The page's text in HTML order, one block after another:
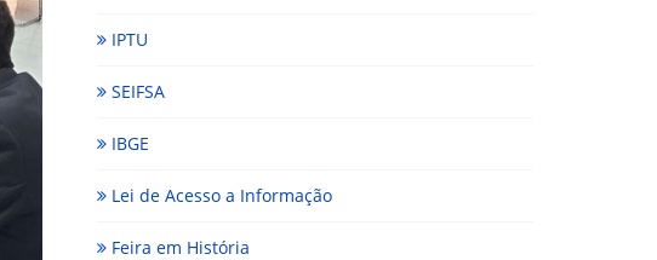
IPTU
SEIFSA
IBGE
Lei de Acesso a Informação
Feira em História